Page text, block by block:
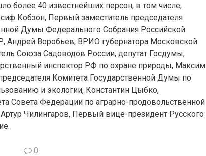
более 40 известнейших персон, в том числе,
Кобзон, Первый заместитель председателя
Думы Федерального Собрания Российской
Андрей Воробьев, ВРИО губернатора Московской
Союза Садоводов России, депутат Госдумы,
инспектор РФ по охране природы, Максим
Комитета Государственной Думы по
и экологии, Константин Цыбко,
Совета Федерации по аграрно-продовольственной
Чилингаров, Первый вице-президент Русского
0